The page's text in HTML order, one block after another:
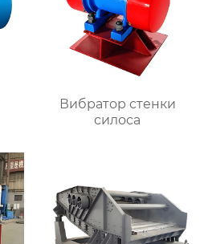
Вибратор стенки
силоса